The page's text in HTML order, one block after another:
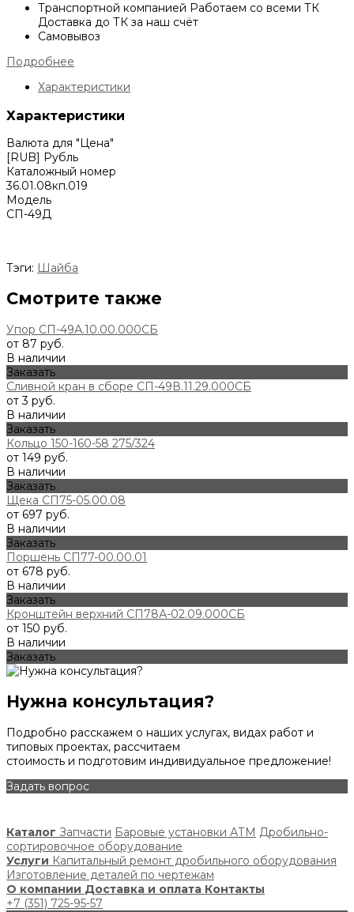
Транспортной компанией Работаем со всеми ТК
Доставка до ТК за наш счёт
Самовывоз
Подробнее
Характеристики
Характеристики
Валюта для "Цена"
[RUB] Рубль
Каталожный номер
36.01.08кп.019
Модель
СП-49Д
Тэги: Шайба
Смотрите также
Упор СП-49А.10.00.000СБ
от 87 руб.
В наличии
Заказать
Сливной кран в сборе СП-49В.11.29.000СБ
от 3 руб.
В наличии
Заказать
Кольцо 150-160-58 275/324
от 149 руб.
В наличии
Заказать
Щека СП75-05.00.08
от 697 руб.
В наличии
Заказать
Поршень СП77-00.00.01
от 678 руб.
В наличии
Заказать
Кронштейн верхний СП78А-02.09.000СБ
от 150 руб.
В наличии
Заказать
Нужна консультация?
Подробно расскажем о наших услугах, видах работ и
типовых проектах, рассчитаем
стоимость и подготовим индивидуальное предложение!
Задать вопрос
Каталог Запчасти Баровые установки АТМ Дробильно-
сортировочное оборудование
Услуги Капитальный ремонт дробильного оборудования
Изготовление деталей по чертежам
О компании Доставка и оплата Контакты
+7 (351) 725-95-57